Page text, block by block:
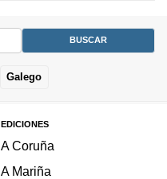
Galego
EDICIONES
A Coruña
A Mariña